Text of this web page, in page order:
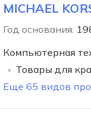
MICHAEL
Год основания:
Компьютерная
Товары для
Еще 65 видов